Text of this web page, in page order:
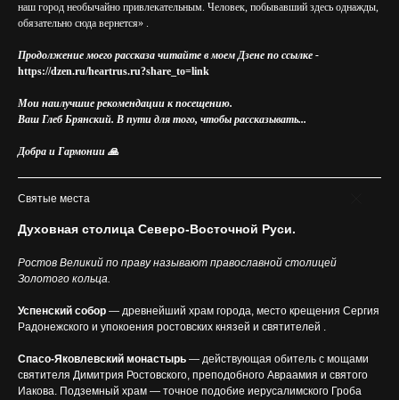
наш город необычайно привлекательным. Человек, побывавший здесь однажды,
обязательно сюда вернется» .
Продолжение моего рассказа читайте в моем Дзене по ссылке -
https://dzen.ru/heartrus.ru?share_to=link
Мои наилучшие рекомендации к посещению.
Ваш Глеб Брянский. В пути для того, чтобы рассказывать...
Добра и Гармонии 🙏
Святые места
Духовная столица Северо-Восточной Руси.
Ростов Великий по праву называют православной столицей
Золотого кольца.
Успенский собор — древнейший храм города, место крещения Сергия
Радонежского и упокоения ростовских князей и святителей .
Спасо-Яковлевский монастырь — действующая обитель с мощами
святителя Димитрия Ростовского, преподобного Авраамия и святого
Иакова. Подземный храм — точное подобие иерусалимского Гроба